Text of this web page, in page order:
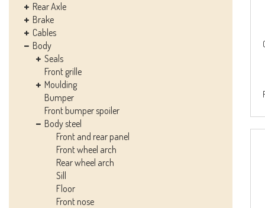
Rear Axle
Brake
Cables
Body
Seals
Front grille
Moulding
Bumper
Front bumper spoiler
Body steel
Front and rear panel
Front wheel arch
Rear wheel arch
Sill
Floor
Front nose